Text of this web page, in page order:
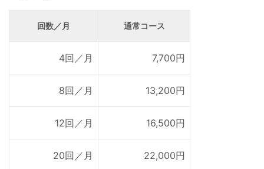
回数／月 通常コース
4回／月 7,700円
8回／月 13,200円
12回／月 16,500円
20回／月 22,000円